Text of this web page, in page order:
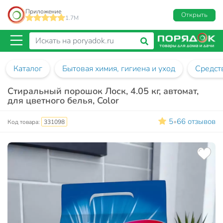
Приложение
1.7M
Открыть
Каталог Бытовая химия, гигиена и уход
Стиральный порошок Лоск, 4.05 кг, автомат,
для цветного белья, Color
Код товара: 331098 5•66 отзывов